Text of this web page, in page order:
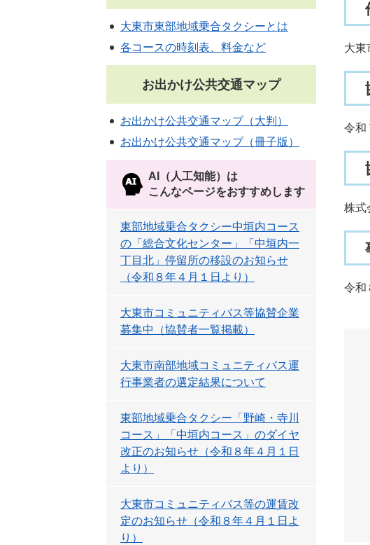
大東
令和
株式
令和
大東市東部地域乗合タクシーとは
各コースの時刻表、料金など
お出かけ公共交通マップ
お出かけ公共交通マップ（大判）
お出かけ公共交通マップ（冊子版）
AI（人工知能）は
こんなページをおすすめします
東部地域乗合タクシー中垣内コース
の「総合文化センター」「中垣内一
丁目北」停留所の移設のお知らせ
（令和８年４月１日より）
大東市コミュニティバス等協賛企業
募集中（協賛者一覧掲載）
大東市南部地域コミュニティバス運
行事業者の選定結果について
東部地域乗合タクシー「野崎・寺川
コース」「中垣内コース」のダイヤ
改正のお知らせ（令和８年４月１日
より）
大東市コミュニティバス等の運賃改
定のお知らせ（令和８年４月１日よ
り）